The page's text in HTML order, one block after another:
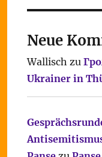
Neue
Wallisch zu
Ukrainer in